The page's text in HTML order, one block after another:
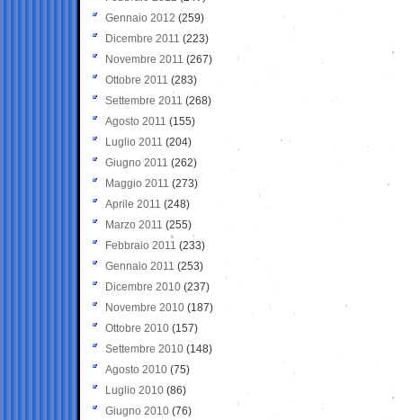
Gennaio 2012 (259)
Dicembre 2011 (223)
Novembre 2011 (267)
Ottobre 2011 (283)
Settembre 2011 (268)
Agosto 2011 (155)
Luglio 2011 (204)
Giugno 2011 (262)
Maggio 2011 (273)
Aprile 2011 (248)
Marzo 2011 (255)
Febbraio 2011 (233)
Gennaio 2011 (253)
Dicembre 2010 (237)
Novembre 2010 (187)
Ottobre 2010 (157)
Settembre 2010 (148)
Agosto 2010 (75)
Luglio 2010 (86)
Giugno 2010 (76)